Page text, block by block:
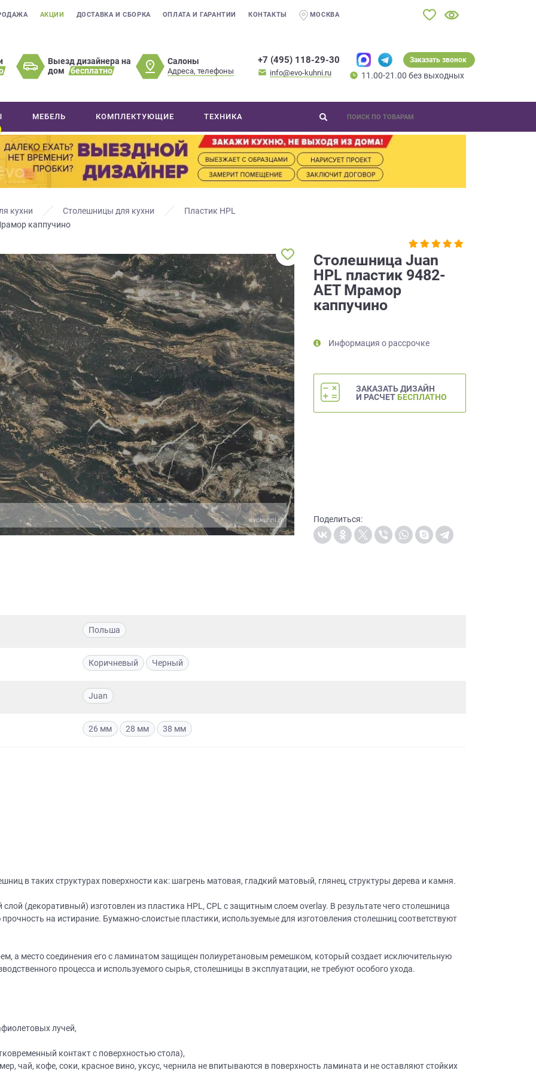
АКЦИИ ДОСТАВКА И СБОРКА ОПЛАТА И ГАРАНТИИ КОНТАКТЫ МОСКВА
Выезд дизайнера на
дом
бесплатно
Салоны
Адреса, телефоны
+7 (495) 118-29-30
info@evo-kuhni.ru
Заказать звонок
11.00-21.00 без выходных
МЕБЕЛЬ КОМПЛЕКТУЮЩИЕ ТЕХНИКА
кухни Столешницы для кухни
Пластик HPL
каппучино
Столешница Juan
HPL пластик 9482-
AET Мрамор
каппучино
Информация о рассрочке
ЗАКАЗАТЬ ДИЗАЙН
И РАСЧЕТ БЕСПЛАТНО
Поделиться:
Польша
Коричневый Черный
Juan
26 мм 28 мм 38 мм
в таких структурах поверхности как: шагрень матовая, гладкий матовый, глянец, структуры дерева и камня.
(декоративный) изготовлен из пластика HPL, CPL с защитным слоем overlay. В результате чего столешница
на истирание. Бумажно-слоистые пластики, используемые для изготовления столешниц соответствуют
а место соединения его с ламинатом защищен полиуретановым ремешком, который создает исключительную
процесса и используемого сырья, столешницы в эксплуатации, не требуют особого ухода.
лучей,
контакт с поверхностью стола),
чай, кофе, соки, красное вино, уксус, чернила не впитываются в поверхность ламината и не оставляют стойких